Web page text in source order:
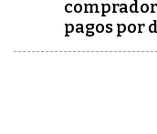
pagos por